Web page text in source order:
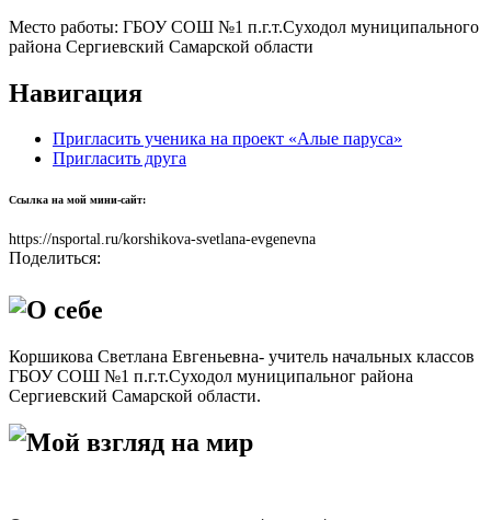
Место работы: ГБОУ СОШ №1 п.г.т.Суходол муниципального
района Сергиевский Самарской области
Навигация
Пригласить ученика на проект «Алые паруса»
Пригласить друга
Ссылка на мой мини-сайт:
https://nsportal.ru/korshikova-svetlana-evgenevna
Поделиться:
О себе
Коршикова Светлана Евгеньевна- учитель начальных классов
ГБОУ СОШ №1 п.г.т.Суходол муниципальног района
Сергиевский Самарской области.
Мой взгляд на мир